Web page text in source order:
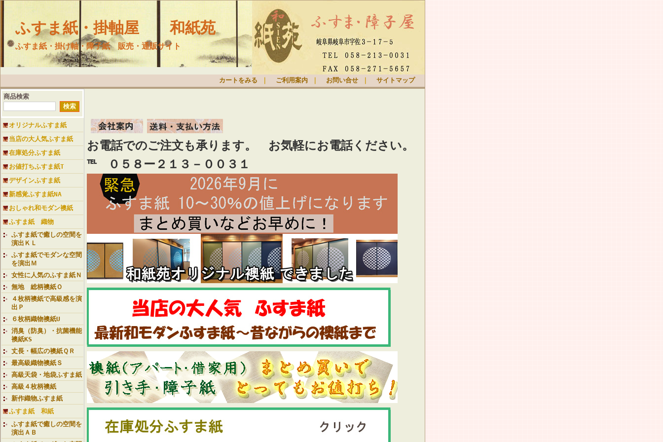
ふすま紙・掛軸屋 和紙苑
ふすま紙・掛け軸・障子紙 販売・通販サイト
カートをみる ご利用案内 お問い合せ サイトマップ
商品検索
オリジナルふすま紙
当店の大人気ふすま紙
在庫処分ふすま紙
お値打ちふすま紙T
デザインふすま紙
新感覚ふすま紙NA
おしゃれ和モダン襖紙
ふすま紙 織物
ふすま紙で癒しの空間を
演出ＫＬ
ふすま紙でモダンな空間
を演出Ｍ
女性に人気のふすま紙Ｎ
無地 総柄襖紙Ｏ
４枚柄襖紙で高級感を演
出Ｐ
６枚柄織物襖紙U
消臭（防臭）・抗菌機能
襖紙KS
丈長・幅広の襖紙ＱＲ
最高級織物襖紙Ｓ
高級天袋・地袋ふすま紙
高級４枚柄襖紙
新作織物ふすま紙
ふすま紙 和紙
ふすま紙で癒しの空間を
演出ＡＢ
お電話でのご注文も承ります。 お気軽にお電話ください。
℡ ０５８ー２１３－００３１